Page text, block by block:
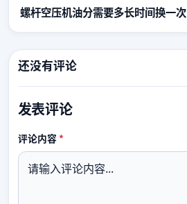
螺杆空压机油分需要多长时间换一次
还没有评论
发表评论
评论内容*必填